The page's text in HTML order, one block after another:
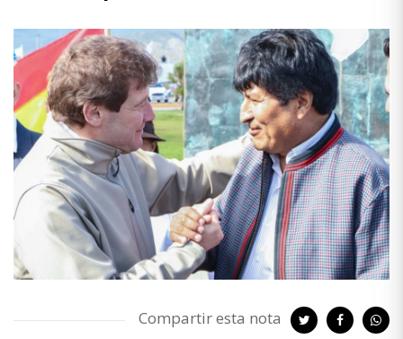
Compartir esta nota